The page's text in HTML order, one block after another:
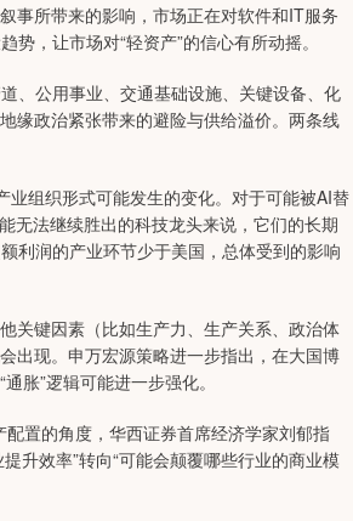
事所带来的影响，市场正在对软件和IT服务
，让市场对“轻资产”的信心有所动摇。
、公用事业、交通基础设施、关键设备、化
缘政治紧张带来的避险与供给溢价。两条线
组织形式可能发生的变化。对于可能被AI替
无法继续胜出的科技龙头来说，它们的长期
利润的产业环节少于美国，总体受到的影响
关键因素（比如生产力、生产关系、政治体
出现。申万宏源策略进一步指出，在大国博
胀”逻辑可能进一步强化。
置的角度，华西证券首席经济学家刘郁指
升效率”转向“可能会颠覆哪些行业的商业模